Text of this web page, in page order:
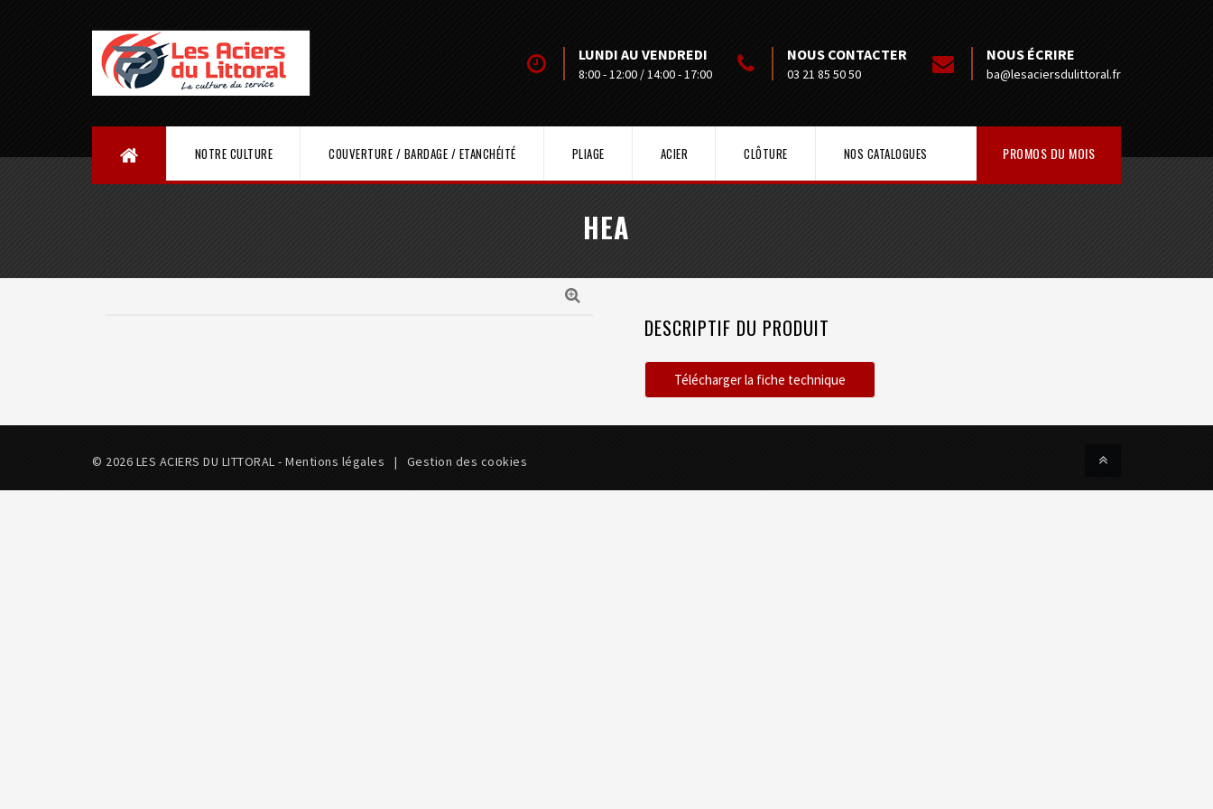
LUNDI AU VENDREDI
8:00 - 12:00 / 14:00 - 17:00
NOUS CONTACTER
03 21 85 50 50
NOUS ÉCRIRE
ba@lesaciersdulittoral.fr
NOTRE CULTURE COUVERTURE / BARDAGE / ETANCHÉITÉ PLIAGE ACIER CLÔTURE NOS CATALOGUES PROMOS DU MOIS
HEA
DESCRIPTIF DU PRODUIT
Télécharger la fiche technique
© 2026 LES ACIERS DU LITTORAL - Mentions légales | Gestion des cookies